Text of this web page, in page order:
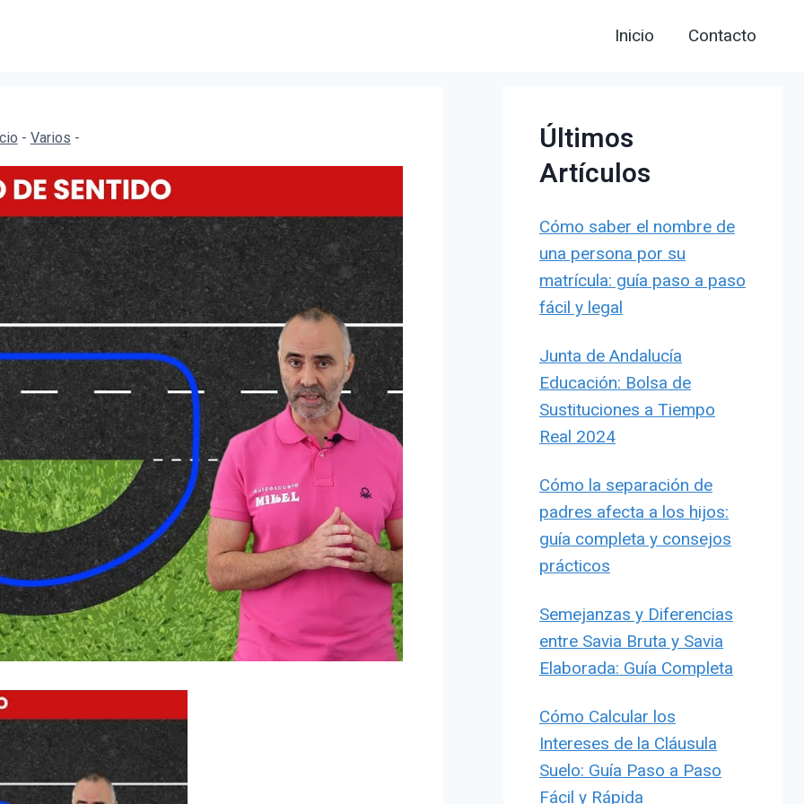
Inicio Contacto
- Varios -
Últimos
Artículos
Cómo saber el nombre de
una persona por su
matrícula: guía paso a paso
fácil y legal
Junta de Andalucía
Educación: Bolsa de
Sustituciones a Tiempo
Real 2024
Cómo la separación de
padres afecta a los hijos:
guía completa y consejos
prácticos
Semejanzas y Diferencias
entre Savia Bruta y Savia
Elaborada: Guía Completa
Cómo Calcular los
Intereses de la Cláusula
Suelo: Guía Paso a Paso
Fácil y Rápida